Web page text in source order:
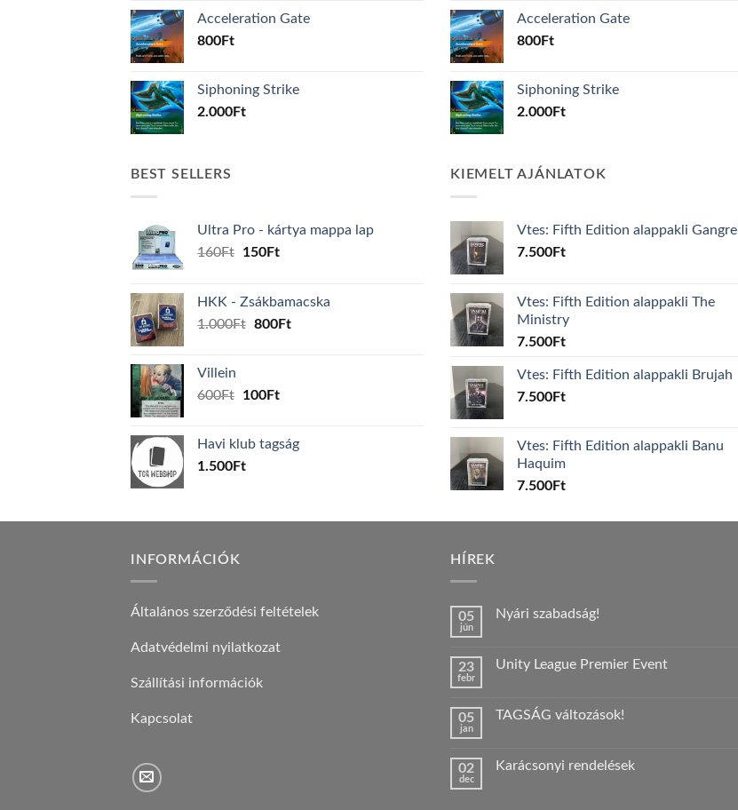
Acceleration Gate
800Ft
Siphoning Strike
2.000Ft
Acceleration Gate
800Ft
Siphoning Strike
2.000Ft
BEST SELLERS
Ultra Pro - kártya mappa lap
160Ft
Original
160Ft.
150FtCurrent
150Ft.
HKK - Zsákbamacska
1.000Ft Original
800FtCurrent
Villein
600Ft
Original
600Ft.
100FtCurrent
100Ft.
Havi klub tagság
1.500Ft
KIEMELT AJÁNLATOK
Vtes: Fifth Edition alappakli Gangrel
7.500Ft
Vtes: Fifth Edition alappakli The
Ministry
7.500Ft
Vtes: Fifth Edition alappakli Brujah
7.500Ft
Vtes: Fifth Edition alappakli Banu
Haquim
7.500Ft
INFORMÁCIÓK
Általános szerződési feltételek
Adatvédelmi nyilatkozat
Szállítási információk
Kapcsolat
HÍREK
05
jún
Nyári szabadság!
Nyári
23
febr
Unity League Premier Event
Unity
bejegyzéshez
05
jan
TAGSÁG változások!
TAGSÁG
02
dec
Karácsonyi rendelések